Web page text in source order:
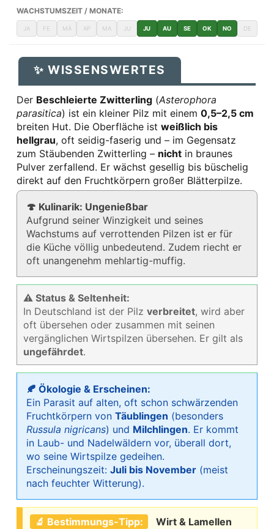
WACHSTUMSZEIT / MONATE:
JA FE MÄ AP MA JU JU AU SE OK NO DE
✨ WISSENSWERTES
Der Beschleierte Zwitterling (Asterophora
parasitica) ist ein kleiner Pilz mit einem 0,5–2,5 cm
breiten Hut. Die Oberfläche ist weißlich bis
hellgrau, oft seidig-faserig und – im Gegensatz
zum Stäubenden Zwitterling – nicht in braunes
Pulver zerfallend. Er wächst gesellig bis büschelig
direkt auf den Fruchtkörpern großer Blätterpilze.
🍄 Kulinarik: Ungenießbar
Aufgrund seiner Winzigkeit und seines
Wachstums auf verrottenden Pilzen ist er für
die Küche völlig unbedeutend. Zudem riecht er
oft unangenehm mehlartig-muffig.
⚠ Status & Seltenheit:
In Deutschland ist der Pilz verbreitet, wird aber
oft übersehen oder zusammen mit seinen
vergänglichen Wirtspilzen übersehen. Er gilt als
ungefährdet.
🍂 Ökologie & Erscheinen:
Ein Parasit auf alten, oft schon schwärzenden
Fruchtkörpern von Täublingen (besonders
Russula nigricans) und Milchlingen. Er kommt
in Laub- und Nadelwäldern vor, überall dort,
wo seine Wirtspilze gedeihen.
Erscheinungszeit: Juli bis November (meist
nach feuchter Witterung).
🔬 Bestimmungs-Tipp:
Wirt & Lamellen